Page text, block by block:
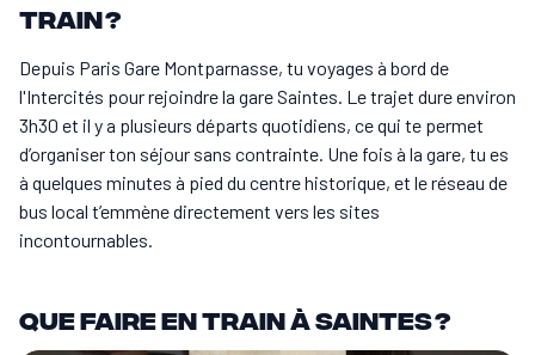
train ?
Depuis Paris Gare Montparnasse, tu voyages à bord de
l'Intercités pour rejoindre la gare Saintes. Le trajet dure environ
3h30 et il y a plusieurs départs quotidiens, ce qui te permet
d’organiser ton séjour sans contrainte. Une fois à la gare, tu es
à quelques minutes à pied du centre historique, et le réseau de
bus local t’emmène directement vers les sites
incontournables.
Que faire en train à Saintes ?